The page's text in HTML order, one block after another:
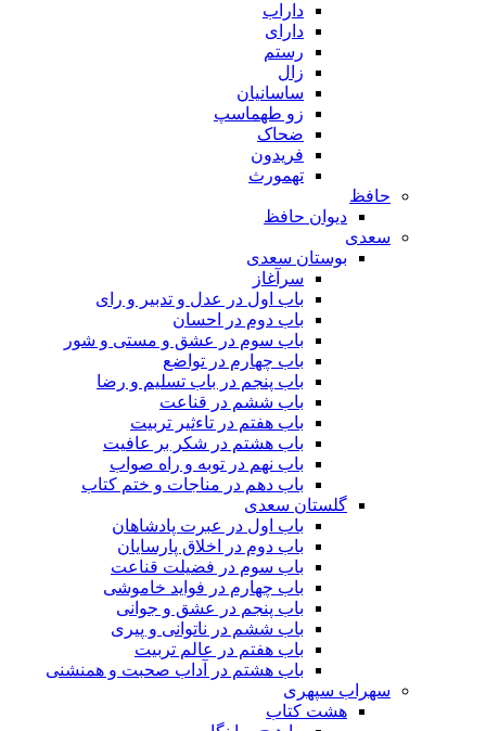
داراب
دارای
رستم
زال
ساسانیان
زو طهماسپ‏
ضحاک
فریدون
تهمورث
حافظ
دیوان حافظ
سعدی
بوستان سعدی
سرآغاز
باب اول در عدل و تدبیر و رای
باب دوم در احسان
باب سوم در عشق و مستی و شور
باب چهارم در تواضع
باب پنجم در باب تسلیم و رضا
باب ششم در قناعت
باب هفتم در تاءثیر تربیت
باب هشتم در شکر بر عافیت
باب نهم در توبه و راه صواب
باب دهم در مناجات و ختم کتاب
گلستان سعدی
باب اول در عبرت پادشاهان
باب دوم در اخلاق پارسایان
باب سوم در فضیلت قناعت
باب چهارم در فواید خاموشى
باب پنجم در عشق و جوانى
باب ششم در ناتوانى و پیرى
باب هفتم در عالم تربیت
باب هشتم در آداب صحبت و همنشنى
سهراب سپهری
هشت کتاب